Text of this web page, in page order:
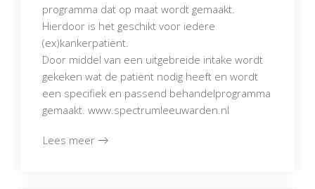
programma dat op maat wordt gemaakt.
Hierdoor is het geschikt voor iedere
(ex)kankerpatiënt.
Door middel van een uitgebreide intake wordt
gekeken wat de patiënt nodig heeft en wordt
een specifiek en passend behandelprogramma
gemaakt. www.spectrumleeuwarden.nl
Lees meer